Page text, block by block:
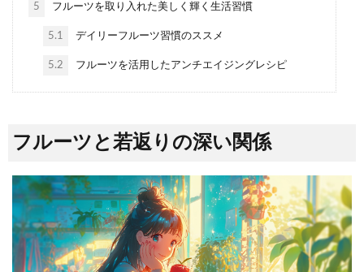
5 フルーツを取り入れた美しく輝く生活習慣
5.1 デイリーフルーツ習慣のススメ
5.2 フルーツを活用したアンチエイジングレシピ
フルーツと若返りの深い関係